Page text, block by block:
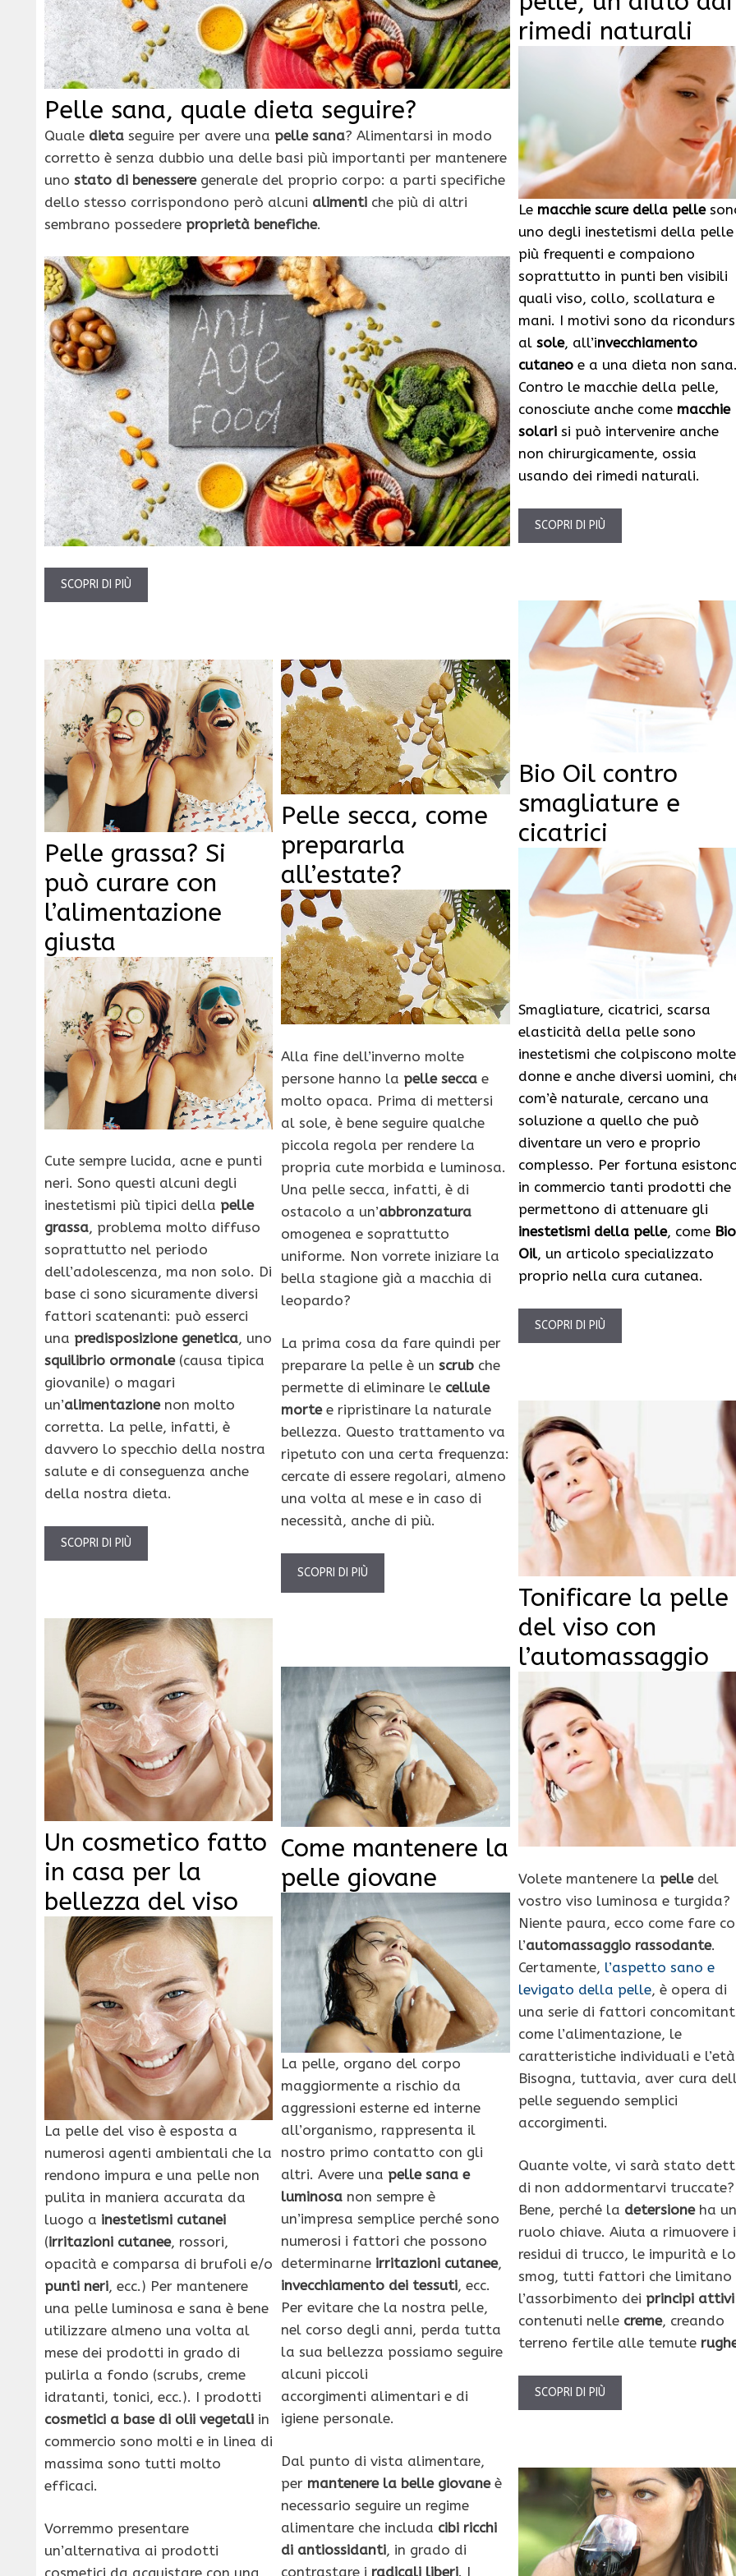
Pelle sana, quale dieta seguire?
Quale dieta seguire per avere una pelle sana? Alimentarsi in modo
corretto è senza dubbio una delle basi più importanti per mantenere
uno stato di benesseregenerale del proprio corpo: a parti specifiche
dello stesso corrispondono però alcuni alimenti che più di altri
sembrano possedere proprietà benefiche.
SCOPRI DI PIÙ
rimedi naturali
Le macchie scure della pelle
uno degli inestetismi della pelle
più frequenti e compaiono
soprattutto in punti ben visibili
quali viso, collo, scollatura e
mani. I motivi sono da
al sole, all’invecchiamento
cutaneoe a una dieta non
Contro le macchie della pelle,
conosciute anche come macchie
solarisi può intervenire anche
non chirurgicamente, ossia
usando dei rimedi naturali.
SCOPRI DI PIÙ
Bio Oil contro
smagliature e
cicatrici
Smagliature, cicatrici, scarsa
elasticità della pelle sono
inestetismi che colpiscono molte
donne e anche diversi uomini,
com’è naturale, cercano una
soluzione a quello che può
diventare un vero e proprio
complesso. Per fortuna
in commercio tanti prodotti che
permettono di attenuare gli
inestetismi della pelle, come Bio
Oil, un articolo specializzato
proprio nella cura cutanea.
SCOPRI DI PIÙ
Pelle grassa? Si
può curare con
l’alimentazione
giusta
Cute sempre lucida, acne e punti
neri. Sono questi alcuni degli
inestetismi più tipici della pelle
grassa, problema molto diffuso
soprattutto nel periodo
dell’adolescenza, ma non solo. Di
base ci sono sicuramente diversi
fattori scatenanti: può esserci
una predisposizione genetica, uno
squilibrio ormonale(causa tipica
giovanile) o magari
un’alimentazionenon molto
corretta. La pelle, infatti, è
davvero lo specchio della nostra
salute e di conseguenza anche
della nostra dieta.
SCOPRI DI PIÙ
Pelle secca, come
prepararla
all’estate?
Alla fine dell’inverno molte
persone hanno la pelle secca e
molto opaca. Prima di mettersi
al sole, è bene seguire qualche
piccola regola per rendere la
propria cute morbida e luminosa.
Una pelle secca, infatti, è di
ostacolo a un’abbronzatura
omogenea e soprattutto
uniforme. Non vorrete iniziare la
bella stagione già a macchia di
leopardo?
La prima cosa da fare quindi per
preparare la pelle è unscrub che
permette di eliminare le cellule
mortee ripristinare la naturale
bellezza. Questo trattamento va
ripetuto con una certa frequenza:
cercate di essere regolari, almeno
una volta al mese e in caso di
necessità, anche di più.
SCOPRI DI PIÙ
Tonificare la pelle
del viso con
l’automassaggio
Volete mantenere la pelledel
vostro viso luminosa e turgida?
Niente paura, ecco come fare
l’automassaggio rassodante.
Certamente, l’aspetto sano e
levigato della pelle, è opera di
una serie di fattori
come l’alimentazione, le
caratteristiche individuali e
Bisogna, tuttavia, aver cura
pelle seguendo semplici
accorgimenti.
Quante volte, vi sarà stato
di non addormentarvi truccate?
Bene, perché la detersioneha un
ruolo chiave. Aiuta a rimuovere i
residui di trucco, le impurità e lo
smog, tutti fattori che limitano
l’assorbimento dei principi attivi
contenuti nelle creme, creando
terreno fertile alle temute
SCOPRI DI PIÙ
Un cosmetico fatto
in casa per la
bellezza del viso
La pelle del viso è esposta a
numerosi agenti ambientali che la
rendono impura e una pelle non
pulita in maniera accurata da
luogo a inestetismi cutanei
(irritazioni cutanee, rossori,
opacità e comparsa di brufoli e/o
punti neri, ecc.) Per mantenere
una pelle luminosa e sana è bene
utilizzare almeno una volta al
mese dei prodotti in grado di
pulirla a fondo (scrubs, creme
idratanti, tonici, ecc.). I prodotti
cosmetici a base di olii vegetali in
commercio sono molti e in linea di
massima sono tutti molto
efficaci.
Vorremmo presentare
un’alternativa ai prodotti
Come mantenere la
pelle giovane
La pelle, organo del corpo
maggiormente a rischio da
aggressioni esterne ed interne
all’organismo, rappresenta il
nostro primo contatto con gli
altri. Avere una pelle sana e
luminosa non sempre è
un’impresa semplice perché sono
numerosi i fattori che possono
determinarne irritazioni cutanee,
invecchiamento dei tessuti, ecc.
Per evitare che la nostra pelle,
nel corso degli anni, perda tutta
la sua bellezza possiamo seguire
alcuni piccoli
accorgimenti alimentari e di
igiene personale.
Dal punto di vista alimentare,
per mantenere la belle giovaneè
necessario seguire un regime
alimentare che includa cibi ricchi
di antiossidanti, in grado di
contrastare i radicali liberi. I